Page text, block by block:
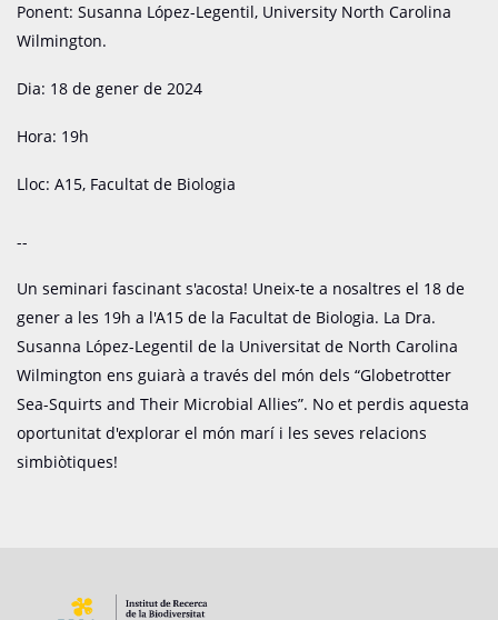
Ponent: Susanna López-Legentil, University North Carolina
Wilmington.
Dia: 18 de gener de 2024
Hora: 19h
Lloc: A15, Facultat de Biologia
--
Un seminari fascinant s'acosta! Uneix-te a nosaltres el 18 de
gener a les 19h a l'A15 de la Facultat de Biologia. La Dra.
Susanna López-Legentil de la Universitat de North Carolina
Wilmington ens guiarà a través del món dels “Globetrotter
Sea-Squirts and Their Microbial Allies”. No et perdis aquesta
oportunitat d'explorar el món marí i les seves relacions
simbiòtiques!